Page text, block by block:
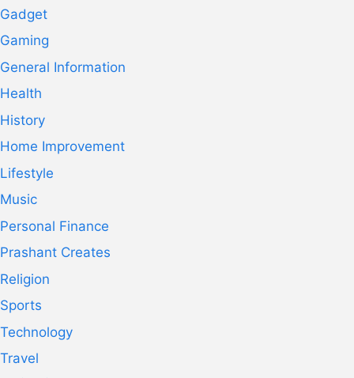
Gadget
Gaming
General Information
Health
History
Home Improvement
Lifestyle
Music
Personal Finance
Prashant Creates
Religion
Sports
Technology
Travel